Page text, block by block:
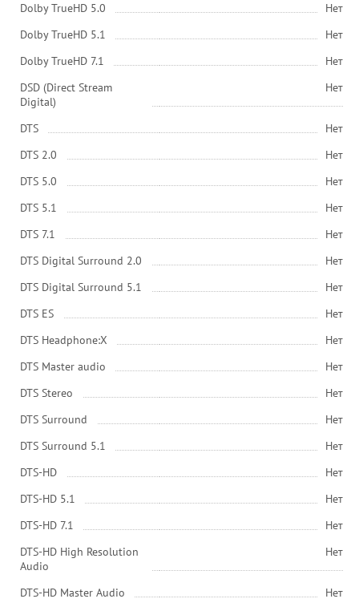
Dolby TrueHD 5.0
Нет
Dolby TrueHD 5.1
Нет
Dolby TrueHD 7.1
Нет
DSD (Direct Stream
Digital)
Нет
DTS
Нет
DTS 2.0
Нет
DTS 5.0
Нет
DTS 5.1
Нет
DTS 7.1
Нет
DTS Digital Surround 2.0
Нет
DTS Digital Surround 5.1
Нет
DTS ES
Нет
DTS Headphone:X
Нет
DTS Master audio
Нет
DTS Stereo
Нет
DTS Surround
Нет
DTS Surround 5.1
Нет
DTS-HD
Нет
DTS-HD 5.1
Нет
DTS-HD 7.1
Нет
DTS-HD High Resolution
Audio
Нет
DTS-HD Master Audio
Нет